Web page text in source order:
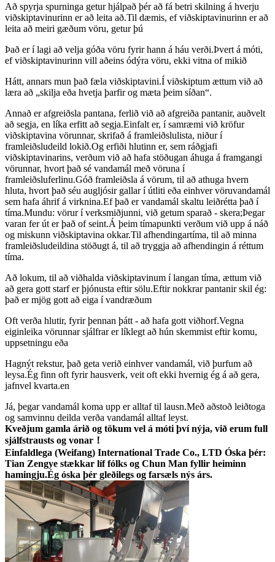
Að spyrja spurninga getur hjálpað þér að fá betri skilning á hverju
viðskiptavinurinn er að leita að.Til dæmis, ef viðskiptavinurinn er að
leita að meiri gæðum vöru, getur þú
Það er í lagi að velja góða vöru fyrir hann á háu verði.Þvert á móti,
ef viðskiptavinurinn vill aðeins ódýra vöru, ekki vitna of mikið
Hátt, annars mun það fæla viðskiptavini.Í viðskiptum ættum við að
læra að „skilja eða hvetja þarfir og mæta þeim síðan“.
Annað er afgreiðsla pantana, ferlið við að afgreiða pantanir, auðvelt
að segja, en líka erfitt að segja.Einfalt er, í samræmi við kröfur
viðskiptavina vörunnar, skrifað á framleiðslulista, niður í
framleiðsludeild lokið.Og erfiði hlutinn er, sem ráðgjafi
viðskiptavinarins, verðum við að hafa stöðugan áhuga á framgangi
vörunnar, hvort það sé vandamál með vöruna í
framleiðsluferlinu.Góð framleiðsla á vörum, til að athuga hvern
hluta, hvort það séu augljósir gallar í útliti eða einhver vöruvandamál
sem hafa áhrif á virknina.Ef það er vandamál skaltu leiðrétta það í
tíma.Mundu: vörur í verksmiðjunni, við getum sparað - skera;Þegar
varan fer út er það of seint.Á þeim tímapunkti verðum við upp á náð
og miskunn viðskiptavina okkar.Til afhendingartíma, til að minna
framleiðsludeildina stöðugt á, til að tryggja að afhendingin á réttum
tíma.
Að lokum, til að viðhalda viðskiptavinum í langan tíma, ættum við
að gera gott starf er þjónusta eftir sölu.Eftir nokkrar pantanir skil ég:
það er mjög gott að eiga í vandræðum
Oft verða hlutir, fyrir þennan þátt - að hafa gott viðhorf.Vegna
eiginleika vörunnar sjálfrar er líklegt að hún skemmist eftir komu,
uppsetningu eða
Hagnýt rekstur, það geta verið einhver vandamál, við þurfum að
leysa.Ég finn oft fyrir hausverk, veit oft ekki hvernig ég á að gera,
jafnvel kvarta.en
Já, þegar vandamál koma upp er alltaf til lausn.Með aðstoð leiðtoga
og samvinnu deilda verða vandamál alltaf leyst.
Kveðjum gamla árið og tökum vel á móti því nýja, við erum full
sjálfstrausts og vonar！
Einfaldlega (Weifang) International Trade Co., LTD Óska þér:
Tian Zengye stækkar líf fólks og Chun Man fyllir heiminn
hamingju.Ég óska ​​þér gleðilegs og farsæls nýs árs.